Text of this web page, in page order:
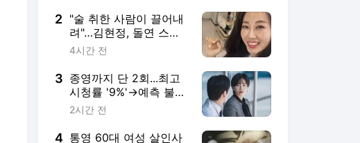
2 "술 취한 사람이 끌어내
려"…김현정, 돌연 스페
이스A 탈퇴한 뒷사정
4시간 전
3 종영까지 단 2회...최고
시청률 '9%'→예측 불허
전개로 '본방 사수' 이끄
완성')
2시간 전
4 통영 60대 여성 살인사